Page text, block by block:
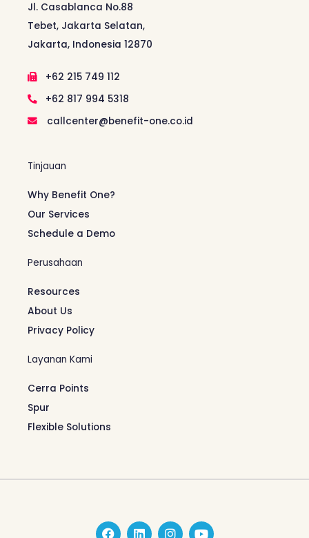
Jl. Casablanca No.88
Tebet, Jakarta Selatan,
Jakarta, Indonesia 12870
+62 215 749 112
+62 817 994 5318
callcenter@benefit-one.co.id
Tinjauan
Why Benefit One?
Our Services
Schedule a Demo
Perusahaan
Resources
About Us
Privacy Policy
Layanan Kami
Cerra Points
Spur
Flexible Solutions
F L I Y